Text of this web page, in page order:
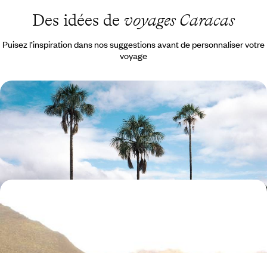
Des idées de voyages Caracas
Puisez l’inspiration dans nos suggestions avant de personnaliser votre
voyage
Lune de miel au Venezuela - Le paradis retrouvé
L'Orénoque et la forêt tropicale pour le frisson, Los Roques et les eaux
transparentes pour une pause romantique
12 jours, de CHF 2700 à CHF 3700
Dans un décor de premier matin du monde, le spectacle unique des
tepuys et du Salto Angel
14 jours, de CHF 2700 à CHF 3800